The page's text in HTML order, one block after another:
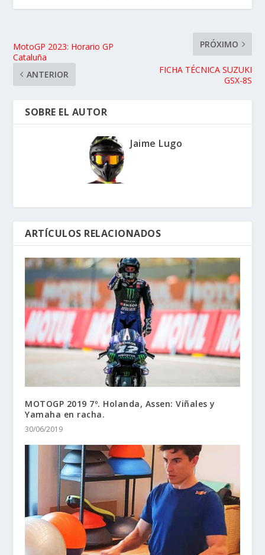
MotoGP 2023: Horario GP
Cataluña
ANTERIOR
PRÓXIMO
FICHA TÉCNICA SUZUKI
GSX-8S
SOBRE EL AUTOR
Jaime Lugo
ARTÍCULOS RELACIONADOS
MOTOGP 2019 7º. Holanda, Assen: Viñales y
Yamaha en racha.
30/06/2019